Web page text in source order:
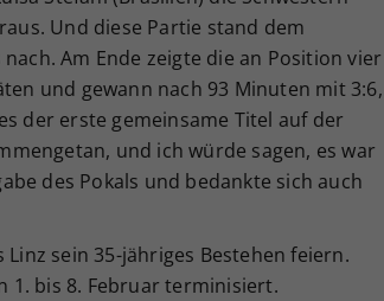
Und diese Partie stand dem
Am Ende zeigte die an Position vier
und gewann nach 93 Minuten mit 3:6,
der erste gemeinsame Titel auf der
und ich würde sagen, es war
des Pokals und bedankte sich auch
sein 35-jähriges Bestehen feiern.
1. bis 8. Februar terminisiert.